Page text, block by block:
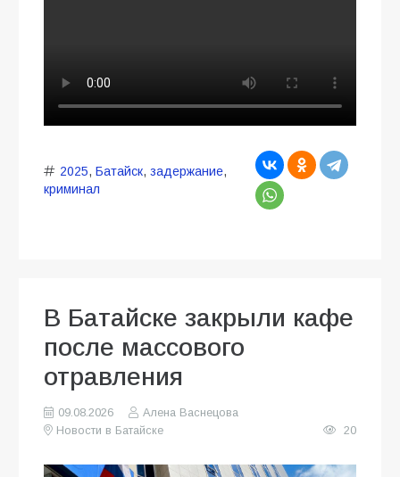
2025, Батайск, задержание,
криминал
В Батайске закрыли кафе
после массового
отравления
09.08.2026
Алена Васнецова
Новости в Батайске
20